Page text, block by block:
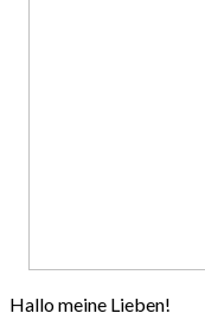
Hallo meine Lieben!